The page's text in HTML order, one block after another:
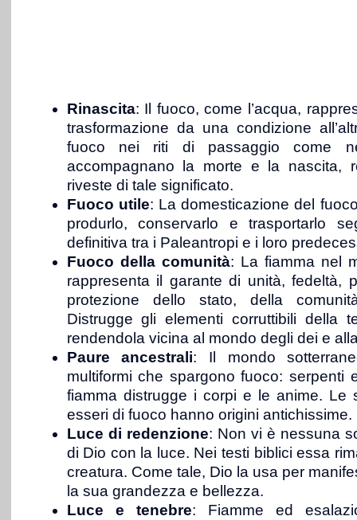
Rinascita: Il fuoco, come l’acqua,
trasformazione da una condizione
fuoco nei riti di passaggio come
accompagnano la morte e la nascita,
riveste di tale significato.
Fuoco utile: La domesticazione del
produrlo, conservarlo e trasportarlo
definitiva tra i Paleantropi e i loro
Fuoco della comunità: La fiamma nel
rappresenta il garante di unità, fedeltà,
protezione dello stato, della
Distrugge gli elementi corruttibili della
rendendola vicina al mondo degli dei e
Paure ancestrali: Il mondo
multiformi che spargono fuoco: serpenti
fiamma distrugge i corpi e le anime. Le
esseri di fuoco hanno origini antichissime.
Luce di redenzione: Non vi è nessuna
di Dio con la luce. Nei testi biblici essa
creatura. Come tale, Dio la usa per
la sua grandezza e bellezza.
Luce e tenebre: Fiamme ed